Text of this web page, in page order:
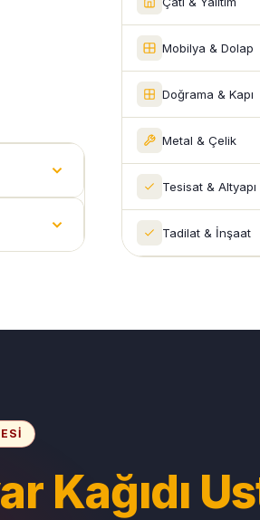
Mobilya & Dolap
Doğrama & Kapı
Metal & Çelik
Tesisat & Altyapı
Tadilat & İnşaat
Kağıdı